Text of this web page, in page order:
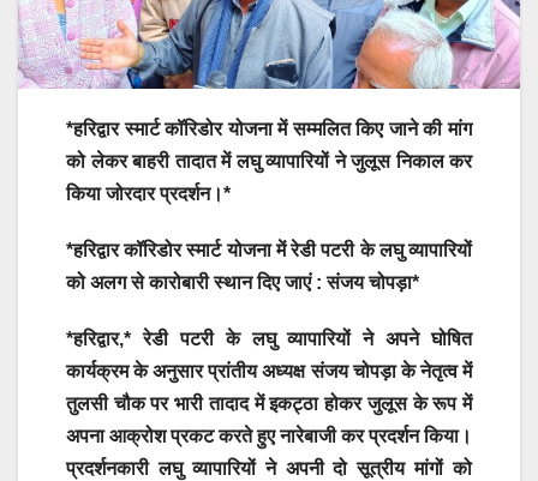
*हरिद्वार स्मार्ट कॉरिडोर योजना में सम्मलित किए जाने की मांग
को लेकर बाहरी तादात में लघु व्यापारियों ने जुलूस निकाल कर
किया जोरदार प्रदर्शन।*
*हरिद्वार कॉरिडोर स्मार्ट योजना में रेडी पटरी के लघु व्यापारियों
को अलग से कारोबारी स्थान दिए जाएं : संजय चोपड़ा*
*हरिद्वार,* रेडी पटरी के लघु व्यापारियों ने अपने घोषित
कार्यक्रम के अनुसार प्रांतीय अध्यक्ष संजय चोपड़ा के नेतृत्व में
तुलसी चौक पर भारी तादाद में इकट्ठा होकर जुलूस के रूप में
अपना आक्रोश प्रकट करते हुए नारेबाजी कर प्रदर्शन किया।
प्रदर्शनकारी लघु व्यापारियों ने अपनी दो सूत्रीय मांगों को